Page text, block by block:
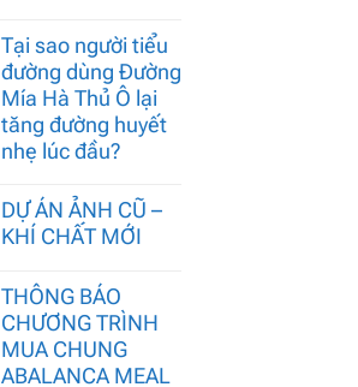
Tại sao người tiểu
đường dùng Đường
Mía Hà Thủ Ô lại
tăng đường huyết
nhẹ lúc đầu?
DỰ ÁN ẢNH CŨ –
KHÍ CHẤT MỚI
THÔNG BÁO
CHƯƠNG TRÌNH
MUA CHUNG
ABALANCA MEAL